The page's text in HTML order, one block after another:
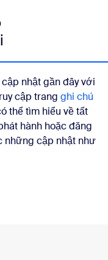
nhật gần đây với
cập trang ghi chú
thể tìm hiểu về tất
hành hoặc đăng
những cập nhật như